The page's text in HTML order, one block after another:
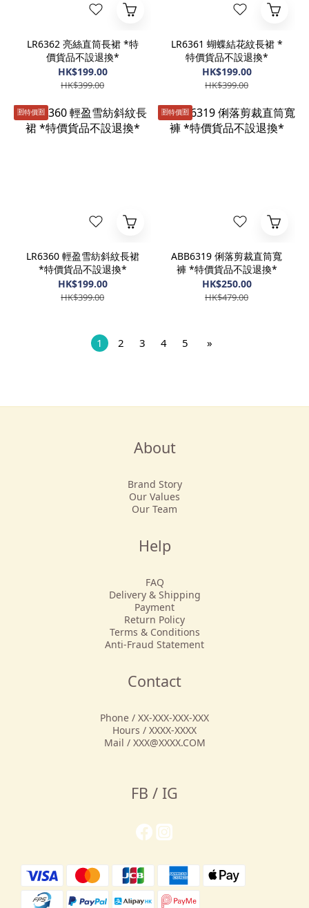
LR6362 亮絲直筒長裙 *特
價貨品不設退換*
HK$199.00
HK$399.00
LR6361 蝴蝶結花紋長裙 *
特價貨品不設退換*
HK$199.00
HK$399.00
🈹️特價🈹️
LR6360 輕盈雪紡斜紋長裙
*特價貨品不設退換*
HK$199.00
HK$399.00
🈹️特價🈹️
ABB6319 俐落剪裁直筒寬
褲 *特價貨品不設退換*
HK$250.00
HK$479.00
1 2 3 4 5 »
About
Brand Story
Our Values
Our Team
Help
FAQ
Delivery & Shipping
Payment
Return Policy
Terms & Conditions
Anti-Fraud Statement
Contact
Phone / XX-XXX-XXX-XXX
Hours / XXXX-XXXX
Mail / XXX@XXXX.COM
FB / IG